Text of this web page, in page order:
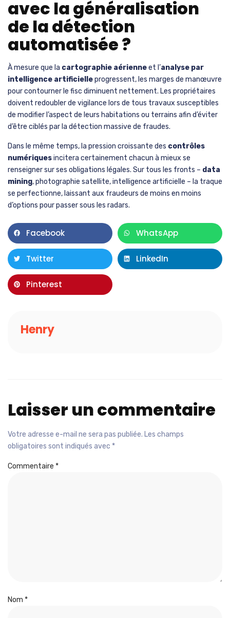
avec la généralisation
de la détection
automatisée ?
À mesure que la cartographie aérienneet l’analyse par
intelligence artificielleprogressent, les marges de manœuvre
pour contourner le fisc diminuent nettement. Les propriétaires
doivent redoubler de vigilance lors de tous travaux susceptibles
de modifier l’aspect de leurs habitations ou terrains afin d’éviter
d’être ciblés par la détection massive de fraudes.
Dans le même temps, la pression croissante des contrôles
numériquesincitera certainement chacun à mieux se
renseigner sur ses obligations légales. Sur tous les fronts – data
mining, photographie satellite, intelligence artificielle – la traque
se perfectionne, laissant aux fraudeurs de moins en moins
d’options pour passer sous les radars.
Facebook WhatsApp
Twitter LinkedIn
Pinterest
Henry
Laisser un commentaire
Votre adresse e-mail ne sera pas publiée. Les champs
obligatoires sont indiqués avec *
Commentaire *
Nom *